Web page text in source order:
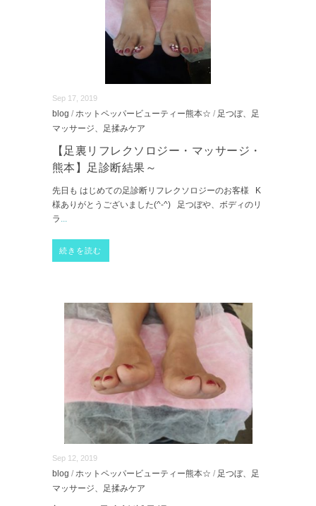
Sep 17, 2019
blog / ホットペッパービューティー熊本☆ / 足つぼ、足
マッサージ、足揉みケア
【足裏リフレクソロジー・マッサージ・
熊本】足診断結果～
先日も はじめての足診断リフレクソロジーのお客様 K
様ありがとうございました(^-^) 足つぼや、ボディのリ
ラ ...
続きを読む
Sep 12, 2019
blog / ホットペッパービューティー熊本☆ / 足つぼ、足
マッサージ、足揉みケア